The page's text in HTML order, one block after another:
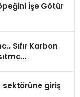
İşe Götür
Sıfır Karbon
sektörüne giriş